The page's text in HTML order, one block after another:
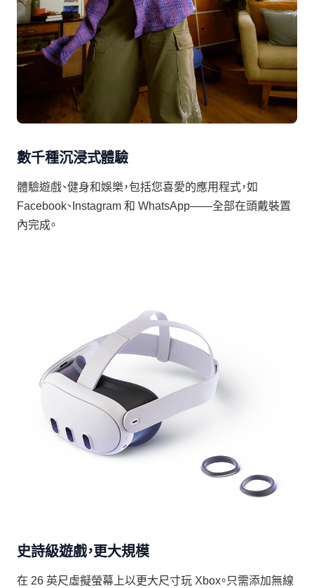
數千種沉浸式體驗
體驗遊戲、健身和娛樂，包括您喜愛的應用程式，如
Facebook、Instagram 和 WhatsApp——全部在頭戴裝置
內完成。
史詩級遊戲，更大規模
在 26 英尺虛擬螢幕上以更大尺寸玩 Xbox。只需添加無線